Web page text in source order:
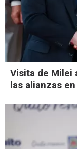
Visita de Milei
las alianzas